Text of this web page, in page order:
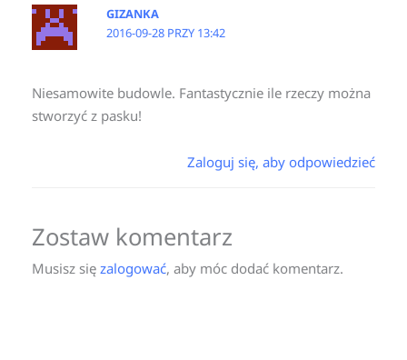
GIZANKA
2016-09-28 PRZY 13:42
Niesamowite budowle. Fantastycznie ile rzeczy można
stworzyć z pasku!
Zaloguj się, aby odpowiedzieć
Zostaw komentarz
Musisz się zalogować, aby móc dodać komentarz.